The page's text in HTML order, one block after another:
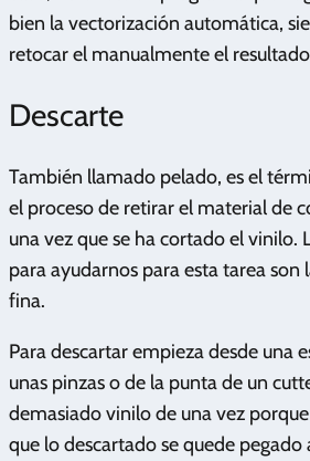
bien la vectorización automática,
retocar el manualmente el
Descarte
También llamado pelado, es el
el proceso de retirar el material de
una vez que se ha cortado el
para ayudarnos para esta tarea son
fina.
Para descartar empieza desde una
unas pinzas o de la punta de un
demasiado vinilo de una vez
que lo descartado se quede